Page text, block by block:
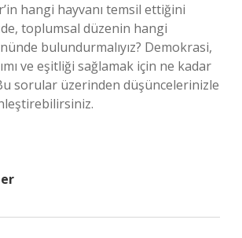
hangi hayvanı temsil ettiğini
toplumsal düzenin hangi
bulundurmalıyız? Demokrasi,
ve eşitliği sağlamak için ne kadar
sorular üzerinden düşüncelerinizle